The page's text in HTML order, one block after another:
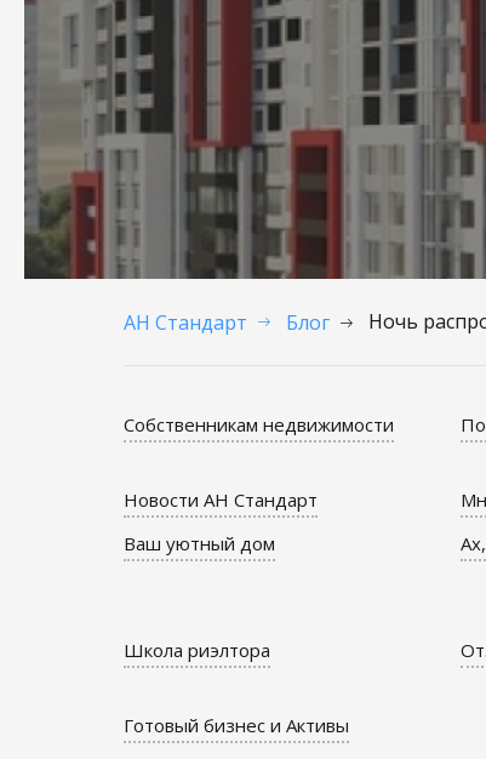
АН Стандарт Блог Ночь
Собственникам недвижимости
Новости АН Стандарт
Ваш уютный дом
Школа риэлтора
Готовый бизнес и Активы